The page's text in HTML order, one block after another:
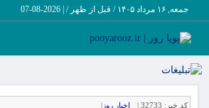
جمعه, ۱۶ مرداد ۱۴۰۵ / قبل از ظهر / 2026-08-07
کد خبر: 32733 | اخبار روز |